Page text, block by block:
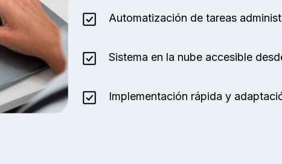
Automatización de tareas
Sistema en la nube accesible
Implementación rápida y